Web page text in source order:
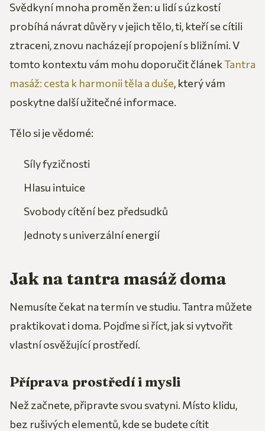
Svědkyní mnoha proměn žen: u lidí s úzkostí
probíhá návrat důvěry v jejich tělo, ti, kteří se cítili
ztraceni, znovu nacházejí propojení s bližními. V
tomto kontextu vám mohu doporučit článekTantra
masáž: cesta k harmonii těla a duše, který vám
poskytne další užitečné informace.
Tělo si je vědomé:
Síly fyzičnosti
Hlasu intuice
Svobody cítění bez předsudků
Jednoty s univerzální energií
Jak na tantra masáž doma
Nemusíte čekat na termín ve studiu. Tantra můžete
praktikovat i doma. Pojďme si říct, jak si vytvořit
vlastní osvěžující prostředí.
Příprava prostředí i mysli
Než začnete, připravte svou svatyni. Místo klidu,
bez rušivých elementů, kde se budete cítit